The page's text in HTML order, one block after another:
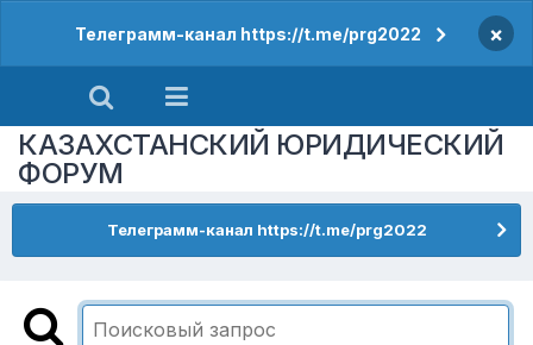
Телеграмм-канал https://t.me/prg2022 ×
КАЗАХСТАНСКИЙ ЮРИДИЧЕСКИЙ
ФОРУМ
Телеграмм-канал https://t.me/prg2022